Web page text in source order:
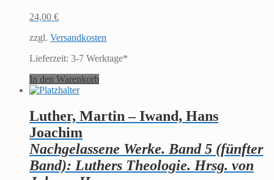
24,00 €
zzgl. Versandkosten
Lieferzeit: 3-7 Werktage*
In den Warenkorb
Luther, Martin – Iwand, Hans
Joachim
Nachgelassene Werke. Band 5 (fünfter
Band): Luthers Theologie. Hrsg. von